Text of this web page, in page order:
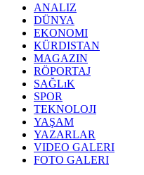
ANALIZ
DÜNYA
EKONOMI
KÜRDISTAN
MAGAZIN
RÖPORTAJ
SAĞLıK
SPOR
TEKNOLOJI
YAŞAM
YAZARLAR
VIDEO GALERI
FOTO GALERI